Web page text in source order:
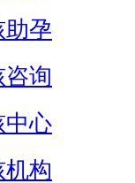
助孕
咨询
中心
机构